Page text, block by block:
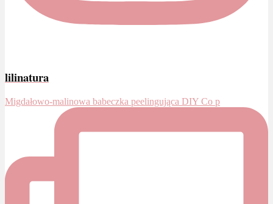
lilinatura
Migdałowo-malinowa babeczka peelingująca DIY Co p